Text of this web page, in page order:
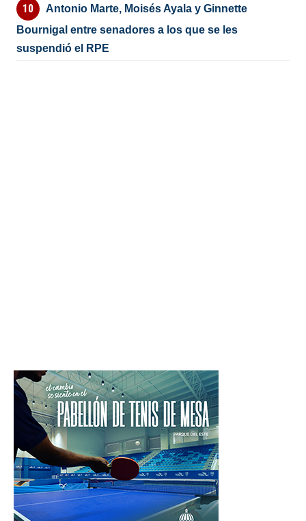
Antonio Marte, Moisés Ayala y Ginnette
Bournigal entre senadores a los que se les
suspendió el RPE